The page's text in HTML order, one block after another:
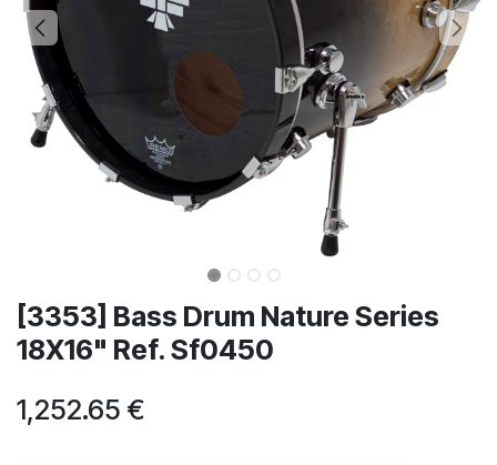
[3353] Bass Drum Nature Series
18X16" Ref. Sf0450
1,252.65 €